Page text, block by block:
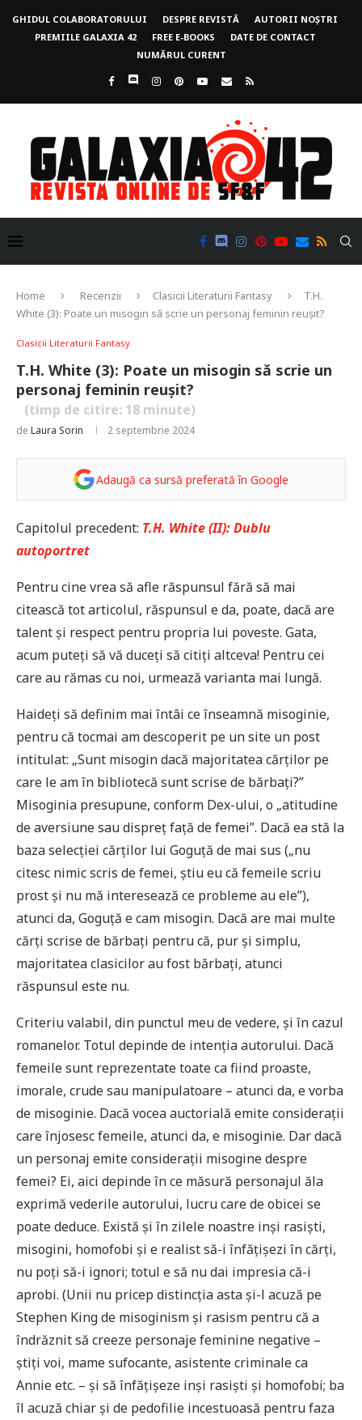
GHIDUL COLABORATORULUI DESPRE REVISTĂ
AUTORII NOȘTRI
PREMIILE GALAXIA 42
FREE E-BOOKS
DATE DE CONTACT
NUMĂRUL CURENT
Home Recenzii Clasicii Literaturii Fantasy
T.H.
White (3): Poate un misogin să scrie un personaj feminin reușit?
Clasicii Literaturii Fantasy
T.H. White (3): Poate un misogin să scrie un
personaj feminin reușit?
(timp de citire: 18 minute)
de Laura Sorin 2 septembrie 2024
Adaugă ca sursă preferată în Google
Capitolul precedent: T.H. White (II): Dublu
autoportret
Pentru cine vrea să afle răspunsul fără să mai
citească tot articolul, răspunsul e da, poate, dacă are
talent și respect pentru propria lui poveste. Gata,
acum puteți să vă duceți să citiți altceva! Pentru cei
care au rămas cu noi, urmează varianta mai lungă.
Haideți să definim mai întâi ce înseamnă misoginie,
pentru că tocmai am descoperit pe un site un post
intitulat: „Sunt misogin dacă majoritatea cărților pe
care le am în bibliotecă sunt scrise de bărbați?”
Misoginia presupune, conform Dex-ului, o „atitudine
de aversiune sau dispreț față de femei”. Dacă ea stă la
baza selecției cărților lui Goguță de mai sus („nu
citesc nimic scris de femei, știu eu că femeile scriu
prost și nu mă interesează ce probleme au ele”),
atunci da, Goguță e cam misogin. Dacă are mai multe
cărți scrise de bărbați pentru că, pur și simplu,
majoritatea clasicilor au fost bărbați, atunci
răspunsul este nu.
Criteriu valabil, din punctul meu de vedere, și în cazul
romanelor. Totul depinde de intenția autorului. Dacă
femeile sunt reprezentate toate ca fiind proaste,
imorale, crude sau manipulatoare – atunci da, e vorba
de misoginie. Dacă vocea auctorială emite considerații
care înjosesc femeile, atunci da, e misoginie. Dar dacă
un personaj emite considerații misogine despre
femei? Ei, aici depinde în ce măsură personajul ăla
exprimă vederile autorului, lucru care de obicei se
poate deduce. Există și în zilele noastre inși rasiști,
misogini, homofobi și e realist să-i înfățișezi în cărți,
nu poți să-i ignori; totul e să nu dai impresia că-i
aprobi. (Unii nu pricep distincția asta și-l acuză pe
Stephen King de misoginism și rasism pentru că a
îndrăznit să creeze personaje feminine negative –
știți voi, mame sufocante, asistente criminale ca
Annie etc. – și să înfățișeze inși rasiști și homofobi; ba
îl acuză chiar și de pedofilie incestuoasă pentru faza